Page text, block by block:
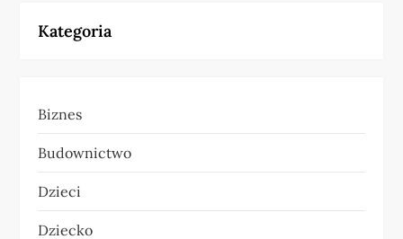
g
c
j
a
Kategoria
Biznes
Budownictwo
Dzieci
Dziecko